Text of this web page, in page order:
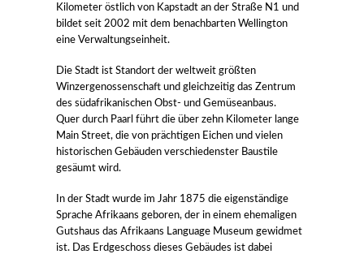
Kilometer östlich von Kapstadt an der Straße N1 und
bildet seit 2002 mit dem benachbarten Wellington
eine Verwaltungseinheit.
Die Stadt ist Standort der weltweit größten
Winzergenossenschaft und gleichzeitig das Zentrum
des südafrikanischen Obst- und Gemüseanbaus.
Quer durch Paarl führt die über zehn Kilometer lange
Main Street, die von prächtigen Eichen und vielen
historischen Gebäuden verschiedenster Baustile
gesäumt wird.
In der Stadt wurde im Jahr 1875 die eigenständige
Sprache Afrikaans geboren, der in einem ehemaligen
Gutshaus das Afrikaans Language Museum gewidmet
ist. Das Erdgeschoss dieses Gebäudes ist dabei